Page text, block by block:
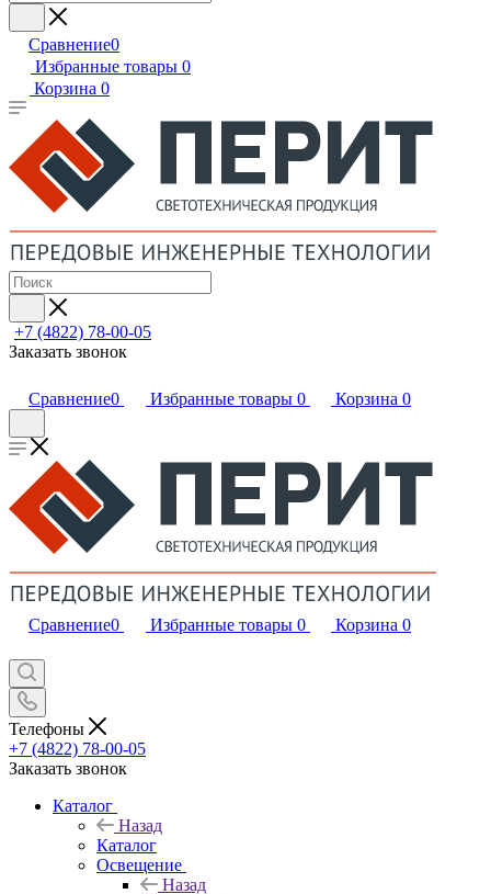
Сравнение0
Избранные товары 0
Корзина 0
+7 (4822) 78-00-05
Заказать звонок
Сравнение0 Избранные товары 0 Корзина 0
Сравнение0 Избранные товары 0 Корзина 0
Телефоны
+7 (4822) 78-00-05
Заказать звонок
Каталог
Назад
Каталог
Освещение
Назад